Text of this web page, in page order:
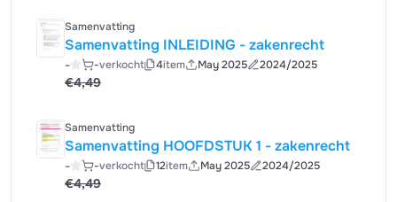
Samenvatting
Samenvatting INLEIDING - zakenrecht
- -verkocht 4item May 2025 2024/2025
€4,49
Samenvatting
Samenvatting HOOFDSTUK 1 - zakenrecht
- -verkocht 12item May 2025 2024/2025
€4,49